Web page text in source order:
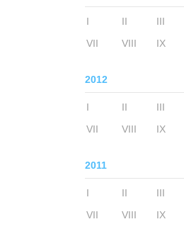
I II III
VII
VIII IX
2012
I II III
VII
VIII IX
2011
I II III
VII
VIII IX